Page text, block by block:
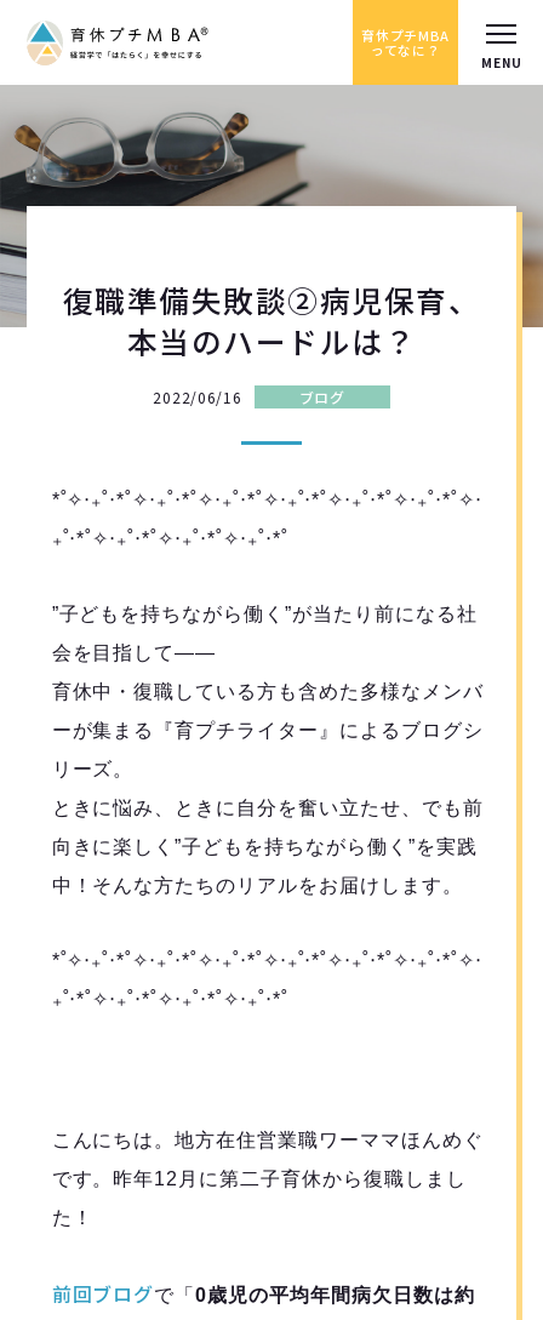
育休プチMBA
ってなに？
復職準備失敗談②病児保育、
本当のハードルは？
2022/06/16 ブログ
*˚✧︎‧₊˚‧*˚✧︎‧₊˚‧*˚✧︎‧₊˚‧*˚✧︎‧₊˚‧*˚✧︎‧₊˚‧*˚✧︎‧₊˚‧*˚✧︎‧
₊˚‧*˚✧︎‧₊˚‧*˚✧︎‧₊˚‧*˚✧︎‧₊˚‧*˚
”子どもを持ちながら働く”が当たり前になる社
会を目指して――
育休中・復職している方も含めた多様なメンバ
ーが集まる『育プチライター』によるブログシ
リーズ。
ときに悩み、ときに自分を奮い立たせ、でも前
向きに楽しく”子どもを持ちながら働く”を実践
中！そんな方たちのリアルをお届けします。
*˚✧︎‧₊˚‧*˚✧︎‧₊˚‧*˚✧︎‧₊˚‧*˚✧︎‧₊˚‧*˚✧︎‧₊˚‧*˚✧︎‧₊˚‧*˚✧︎‧
₊˚‧*˚✧︎‧₊˚‧*˚✧︎‧₊˚‧*˚✧︎‧₊˚‧*˚
こんにちは。地方在住営業職ワーママほんめぐ
です。昨年12月に第二子育休から復職しまし
た！
前回ブログで「0歳児の平均年間病欠日数は約